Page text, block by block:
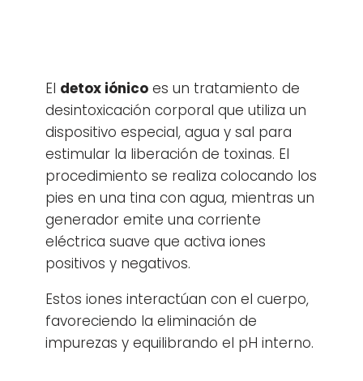
El detox iónico es un tratamiento de
desintoxicación corporal que utiliza un
dispositivo especial, agua y sal para
estimular la liberación de toxinas. El
procedimiento se realiza colocando los
pies en una tina con agua, mientras un
generador emite una corriente
eléctrica suave que activa iones
positivos y negativos.
Estos iones interactúan con el cuerpo,
favoreciendo la eliminación de
impurezas y equilibrando el pH interno.